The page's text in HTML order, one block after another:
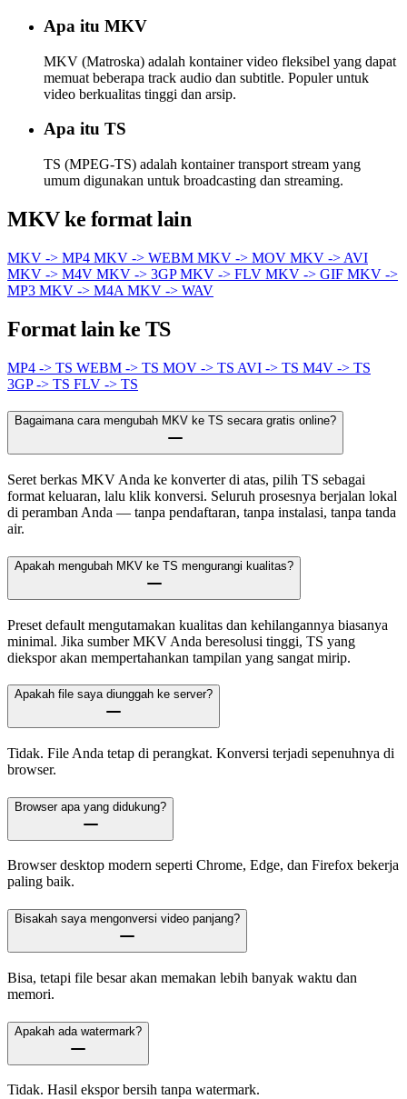
Apa itu MKV
MKV (Matroska) adalah kontainer video fleksibel yang dapat
memuat beberapa track audio dan subtitle. Populer untuk
video berkualitas tinggi dan arsip.
Apa itu TS
TS (MPEG-TS) adalah kontainer transport stream yang
umum digunakan untuk broadcasting dan streaming.
MKV ke format lain
MKV -> MP4 MKV -> WEBM MKV -> MOV MKV -> AVI
MKV -> M4V MKV -> 3GPMKV -> FLV MKV -> GIF MKV ->
MP3 MKV -> M4A MKV -> WAV
Format lain ke TS
MP4 -> TS WEBM -> TS MOV -> TS AVI -> TS M4V -> TS
3GP -> TS FLV -> TS
Bagaimana cara mengubah MKV ke TS secara gratis online?
Seret berkas MKV Anda ke konverter di atas, pilih TS sebagai
format keluaran, lalu klik konversi. Seluruh prosesnya berjalan lokal
di peramban Anda — tanpa pendaftaran, tanpa instalasi, tanpa tanda
air.
Apakah mengubah MKV ke TS mengurangi kualitas?
Preset default mengutamakan kualitas dan kehilangannya biasanya
minimal. Jika sumber MKV Anda beresolusi tinggi, TS yang
diekspor akan mempertahankan tampilan yang sangat mirip.
Apakah file saya diunggah ke server?
Tidak. File Anda tetap di perangkat. Konversi terjadi sepenuhnya di
browser.
Browser apa yang didukung?
Browser desktop modern seperti Chrome, Edge, dan Firefox bekerja
paling baik.
Bisakah saya mengonversi video panjang?
Bisa, tetapi file besar akan memakan lebih banyak waktu dan
memori.
Apakah ada watermark?
Tidak. Hasil ekspor bersih tanpa watermark.